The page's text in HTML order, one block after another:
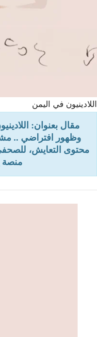
اللادينيون في اليمن
مقال بعنوان:
وظهور افتراضي ..
محتوى التعايش،
منصة